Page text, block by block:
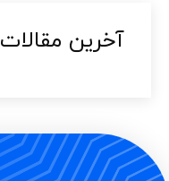
آخرین مقالات​